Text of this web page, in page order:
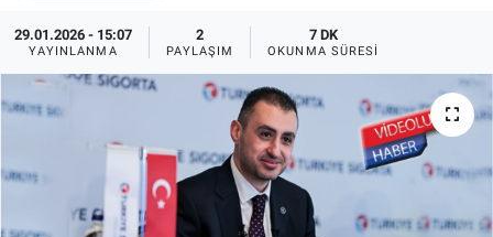
29.01.2026 - 15:07
YAYINLANMA
2
PAYLAŞIM
7 DK
OKUNMA SÜRESI